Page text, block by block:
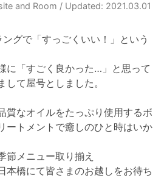
and Room / Updated: 2021.03.01
グで「すっごくいい！」という
に「すごく良かった…」と思って
て屋号としました。
質なオイルをたっぷり使用するボ
ートメントで癒しのひと時はいか
節メニュー取り揃え
本橋にて皆さまのお越しをお待ち